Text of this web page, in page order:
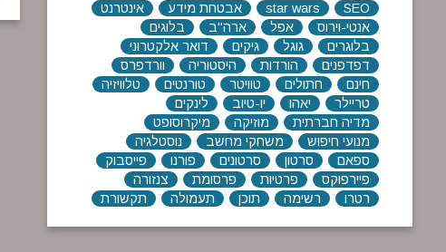
SEO
star wars אבטחת מידע
אינטרנט
אנטי-וירוס
אפל ארה"ב
בלוגים
בלוגרים
גוגל גיקים
דואר אלקטרוני
דפדפנים
הורדות היסטוריה
וורדפרס
חינם
חתולים טוויטר טורנטים
טלוויזיה
טריילר
יאהו יו-טיוב
לינקים
מדיה חברתית
מוזיקה
מיקרוסופט
מנועי חיפוש
משחקי מחשב
נוסטלגיה
ספאם
סרטון סרטונים פורנו
פייסבוק
פיירפוקס
פרטיות פרסומת
צנזורה
רטרו
רשימה תוכן תעמולה תקשורת